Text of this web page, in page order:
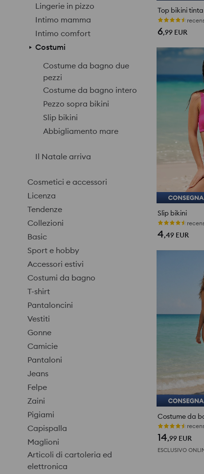
Lingerie in pizzo
Intimo mamma
Intimo comfort
Costumi
Costume da bagno due
pezzi
Costume da bagno intero
Pezzo sopra bikini
Slip bikini
Abbigliamento mare
Il Natale arriva
Cosmetici e accessori
Licenza
Tendenze
Collezioni
Basic
Sport e hobby
Accessori estivi
Costumi da bagno
T-shirt
Pantaloncini
Vestiti
Gonne
Camicie
Pantaloni
Jeans
Felpe
Zaini
Pigiami
Capispalla
Maglioni
Articoli di cartoleria ed
elettronica
6,99 EUR
Slip bikini
Ultimi pezzi
4,49 EUR
Costume da
Ultimi pezzi
14,99 EUR
ESCLUSIVO